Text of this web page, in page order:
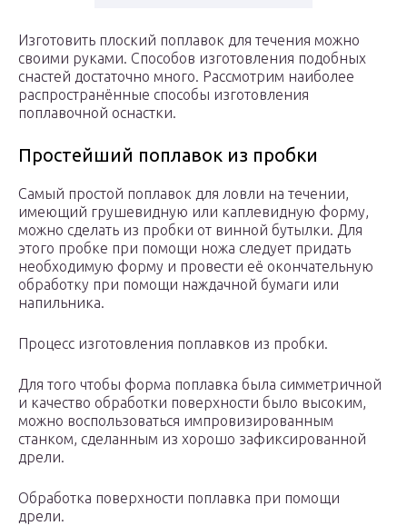
Изготовить плоский поплавок для течения можно
своими руками. Способов изготовления подобных
снастей достаточно много. Рассмотрим наиболее
распространённые способы изготовления
поплавочной оснастки.
Простейший поплавок из пробки
Самый простой поплавок для ловли на течении,
имеющий грушевидную или каплевидную форму,
можно сделать из пробки от винной бутылки. Для
этого пробке при помощи ножа следует придать
необходимую форму и провести её окончательную
обработку при помощи наждачной бумаги или
напильника.
Процесс изготовления поплавков из пробки.
Для того чтобы форма поплавка была симметричной
и качество обработки поверхности было высоким,
можно воспользоваться импровизированным
станком, сделанным из хорошо зафиксированной
дрели.
Обработка поверхности поплавка при помощи
дрели.